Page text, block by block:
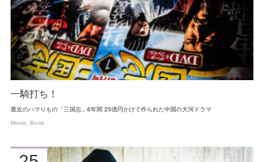
一騎打ち！
最近のハマりもの「三国志」6年間 25億円かけて作られた中国の大河ドラマ
Movie Book